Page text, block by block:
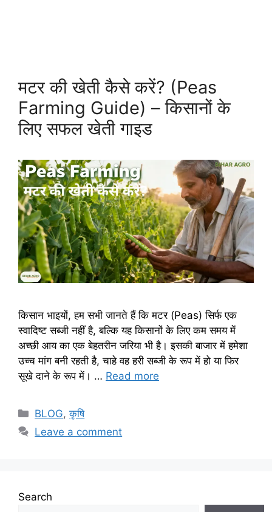
मटर की खेती कैसे करें? (Peas
Farming Guide) – किसानों के
लिए सफल खेती गाइड
किसान भाइयों, हम सभी जानते हैं कि मटर (Peas) सिर्फ एक
स्वादिष्ट सब्जी नहीं है, बल्कि यह किसानों के लिए कम समय में
अच्छी आय का एक बेहतरीन जरिया भी है। इसकी बाजार में हमेशा
उच्च मांग बनी रहती है, चाहे वह हरी सब्जी के रूप में हो या फिर
सूखे दाने के रूप में। … Read more
BLOG,कृषि
Leave a comment
Search